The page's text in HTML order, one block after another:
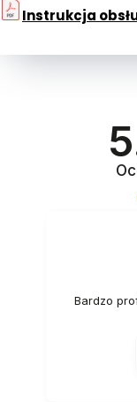
Instrukcja
Bardzo